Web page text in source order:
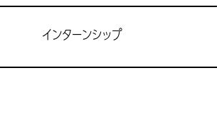
インターンシップ